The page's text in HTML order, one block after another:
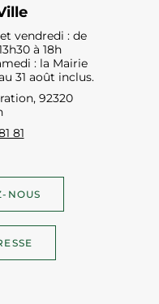
vendredi : de
à 18h
: la Mairie
31 août inclus.
92320
81
NOUS